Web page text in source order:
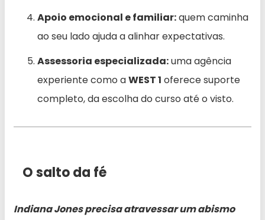
Apoio emocional e familiar:quem caminha
ao seu lado ajuda a alinhar expectativas.
Assessoria especializada:uma agência
experiente como aWEST 1 oferece suporte
completo, da escolha do curso até o visto.
O salto da fé
Indiana Jones precisa atravessar um abismo